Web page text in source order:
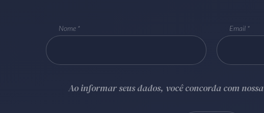
Nome Email
Ao informar seus dados, você concorda com nossa